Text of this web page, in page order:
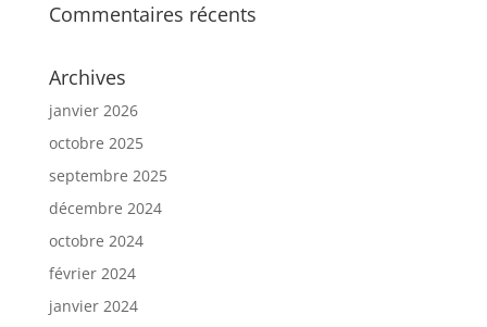
Commentaires récents
Archives
janvier 2026
octobre 2025
septembre 2025
décembre 2024
octobre 2024
février 2024
janvier 2024